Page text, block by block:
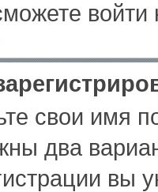
свои имя
два
вы